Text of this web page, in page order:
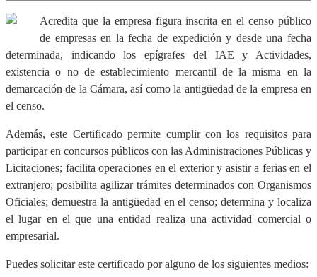
Acredita que la empresa figura inscrita en el censo público
de empresas en la fecha de expedición y desde una fecha
determinada, indicando los epígrafes del IAE y Actividades,
existencia o no de establecimiento mercantil de la misma en la
demarcación de la Cámara, así como la antigüedad de la empresa en
el censo.
Además, este Certificado permite cumplir con los requisitos para
participar en concursos públicos con las Administraciones Públicas y
Licitaciones; facilita operaciones en el exterior y asistir a ferias en el
extranjero; posibilita agilizar trámites determinados con Organismos
Oficiales; demuestra la antigüedad en el censo; determina y localiza
el lugar en el que una entidad realiza una actividad comercial o
empresarial.
Puedes solicitar este certificado por alguno de los siguientes medios: